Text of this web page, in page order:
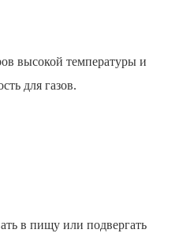
высокой температуры и
для газов.
в пищу или подвергать